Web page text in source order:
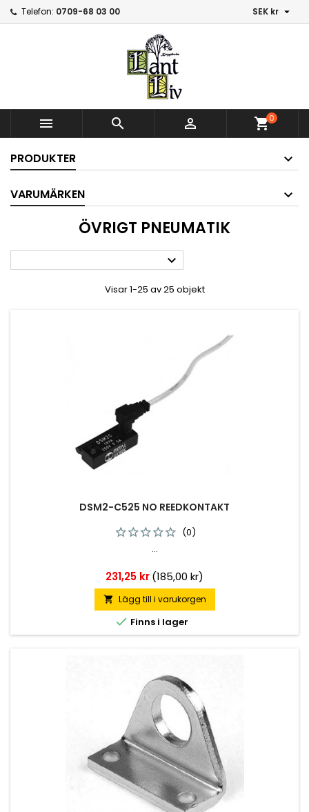
Telefon: 0709-68 03 00 SEK kr 
   shopping_cart0
PRODUKTER
VARUMÄRKEN
ÖVRIGT PNEUMATIK

Visar 1-25 av 25 objekt
DSM2-C525 NO REEDKONTAKT
(0)
...
Pris
231,25 kr(185,00 kr)
 Lägg till i varukorgen
 Finns i lager